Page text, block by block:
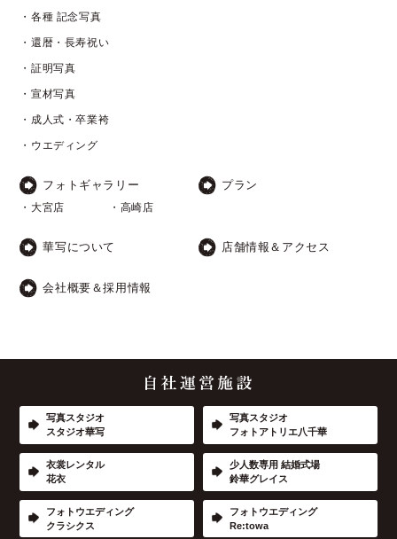
・各種 記念写真
・還暦・長寿祝い
・証明写真
・宣材写真
・成人式・卒業袴
・ウエディング
フォトギャラリー
・大宮店 ・高崎店
プラン
華写について 店舗情報＆アクセス
会社概要＆採用情報
写真スタジオ
スタジオ華写
写真スタジオ
フォトアトリエ八千華
衣裳レンタル
花衣
少人数専用 結婚式場
鈴華グレイス
フォトウエディング
クラシクス
フォトウエディング
Re:towa